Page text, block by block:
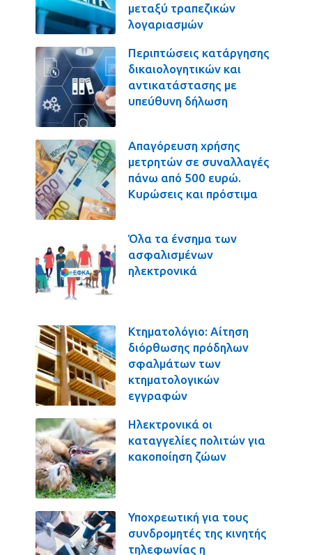
μεταξύ τραπεζικών
λογαριασμών
Περιπτώσεις κατάργησης
δικαιολογητικών και
αντικατάστασης με
υπεύθυνη δήλωση
Απαγόρευση χρήσης
μετρητών σε συναλλαγές
πάνω από 500 ευρώ.
Κυρώσεις και πρόστιμα
Όλα τα ένσημα των
ασφαλισμένων
ηλεκτρονικά
Κτηματολόγιο: Αίτηση
διόρθωσης πρόδηλων
σφαλμάτων των
κτηματολογικών
εγγραφών
Ηλεκτρονικά οι
καταγγελίες πολιτών για
κακοποίηση ζώων
Υποχρεωτική για τους
συνδρομητές της κινητής
τηλεφωνίας η